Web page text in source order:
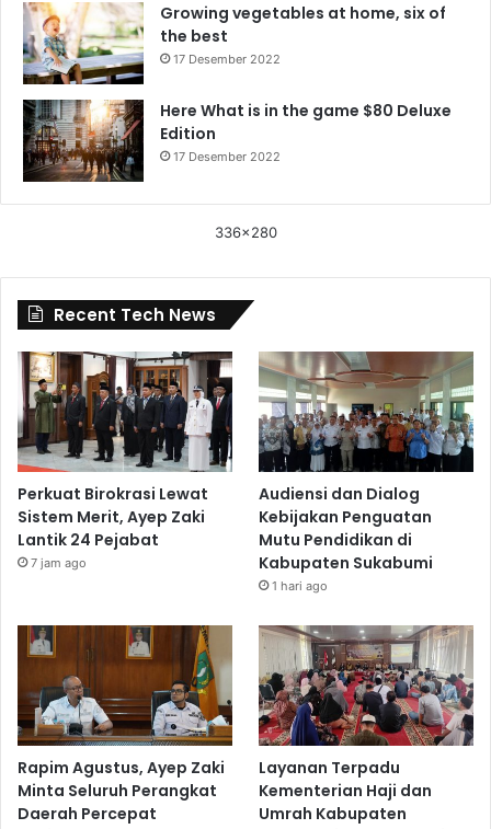
Growing vegetables at home, six of
the best
17 Desember 2022
Here What is in the game $80 Deluxe
Edition
17 Desember 2022
336x280
Recent Tech News
Perkuat Birokrasi Lewat
Sistem Merit, Ayep Zaki
Lantik 24 Pejabat
7 jam ago
Audiensi dan Dialog
Kebijakan Penguatan
Mutu Pendidikan di
Kabupaten Sukabumi
1 hari ago
Rapim Agustus, Ayep Zaki
Minta Seluruh Perangkat
Daerah Percepat
Layanan Terpadu
Kementerian Haji dan
Umrah Kabupaten